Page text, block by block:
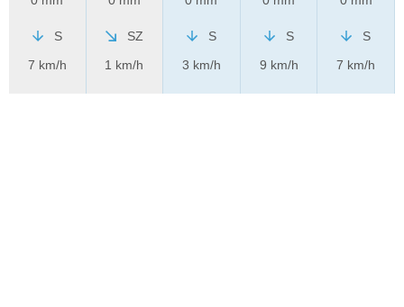
S
7 km/h
SZ
1 km/h
S
3 km/h
S
9 km/h
S
7 km/h